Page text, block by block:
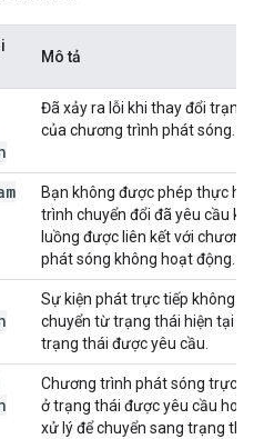
Mô tả
Đã xảy ra lỗi khi thay đổi trạng
của chương trình phát sóng.
Bạn không được phép thực
trình chuyển đổi đã yêu cầu khi
luồng được liên kết với
phát sóng không hoạt động.
Sự kiện phát trực tiếp không
chuyển từ trạng thái hiện tại
trạng thái được yêu cầu.
Chương trình phát sóng trực
ở trạng thái được yêu cầu
xử lý để chuyển sang trạng